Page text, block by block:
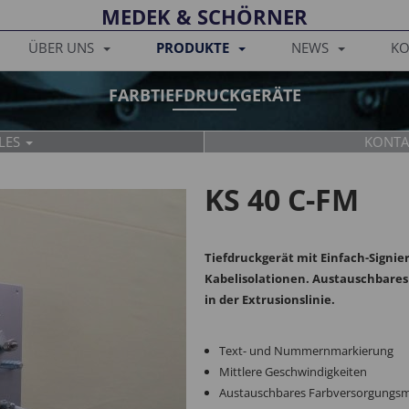
ÜBER UNS PRODUKTE NEWS
MEDEK & SCHÖRNER
FARBTIEFDRUCKGERÄTE
KS 40 C-FM
Tiefdruckgerät mit Einfach-
Kabelisolationen.
in der Extrusionslinie.
Text- und Nummernmarkierung
Mittlere Geschwindigkeiten
Austauschbares